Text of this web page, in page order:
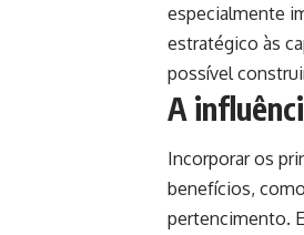
especialmente
estratégico às
possível
A
Incorporar os
benefícios,
pertencimento.